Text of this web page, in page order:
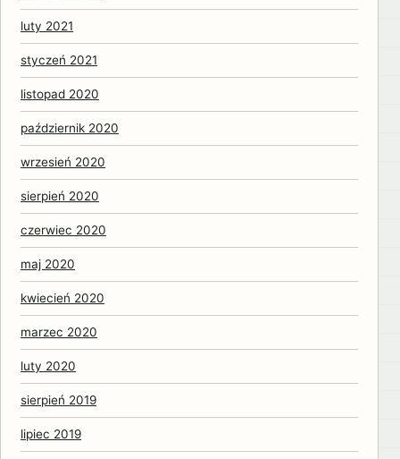
luty 2021
styczeń 2021
listopad 2020
październik 2020
wrzesień 2020
sierpień 2020
czerwiec 2020
maj 2020
kwiecień 2020
marzec 2020
luty 2020
sierpień 2019
lipiec 2019